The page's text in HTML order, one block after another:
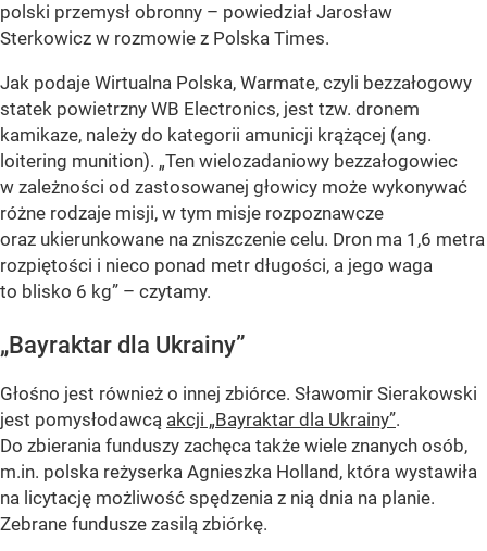
polski przemysł obronny – powiedział Jarosław
Sterkowicz w rozmowie z Polska Times.
Jak podaje Wirtualna Polska, Warmate, czyli bezzałogowy
statek powietrzny WB Electronics, jest tzw. dronem
kamikaze, należy do kategorii amunicji krążącej (ang.
loitering munition). „Ten wielozadaniowy bezzałogowiec
w zależności od zastosowanej głowicy może wykonywać
różne rodzaje misji, w tym misje rozpoznawcze
oraz ukierunkowane na zniszczenie celu. Dron ma 1,6 metra
rozpiętości i nieco ponad metr długości, a jego waga
to blisko 6 kg” – czytamy.
„Bayraktar dla Ukrainy”
Głośno jest również o innej zbiórce. Sławomir Sierakowski
jest pomysłodawcą akcji „Bayraktar dla Ukrainy”.
Do zbierania funduszy zachęca także wiele znanych osób,
m.in. polska reżyserka Agnieszka Holland, która wystawiła
na licytację możliwość spędzenia z nią dnia na planie.
Zebrane fundusze zasilą zbiórkę.